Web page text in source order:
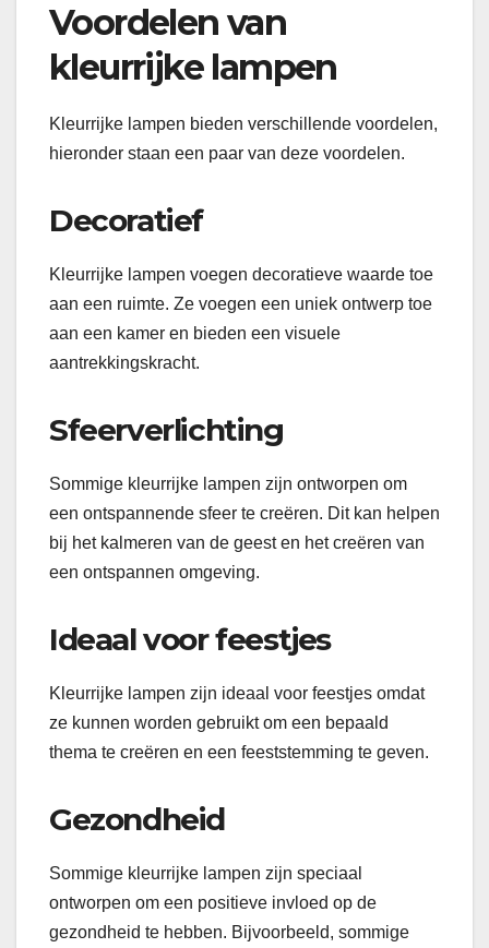
Voordelen van
kleurrijke lampen
Kleurrijke lampen bieden verschillende voordelen,
hieronder staan ​​een paar van deze voordelen.
Decoratief
Kleurrijke lampen voegen decoratieve waarde toe
aan een ruimte. Ze voegen een uniek ontwerp toe
aan een kamer en bieden een visuele
aantrekkingskracht.
Sfeerverlichting
Sommige kleurrijke lampen zijn ontworpen om
een ​​ontspannende sfeer te creëren. Dit kan helpen
bij het kalmeren van de geest en het creëren van
een ontspannen omgeving.
Ideaal voor feestjes
Kleurrijke lampen zijn ideaal voor feestjes omdat
ze kunnen worden gebruikt om een ​​bepaald
thema te creëren en een feeststemming te geven.
Gezondheid
Sommige kleurrijke lampen zijn speciaal
ontworpen om een ​​positieve invloed op de
gezondheid te hebben. Bijvoorbeeld, sommige